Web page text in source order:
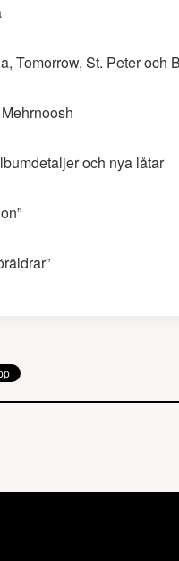
Tomorrow, St. Peter och
och nya låtar